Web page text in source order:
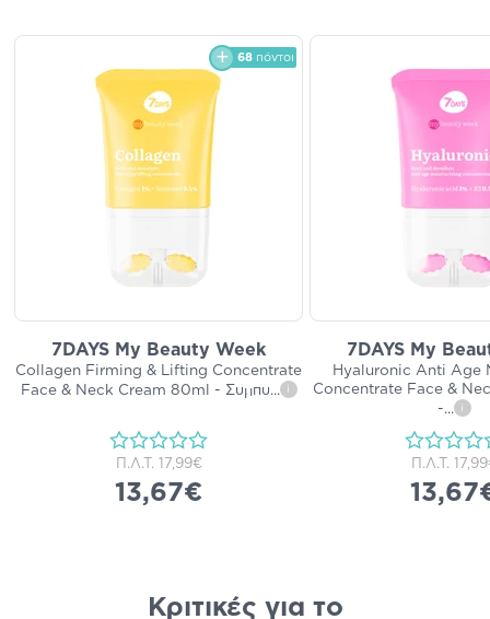
68 πόντοι
7DAYS My Beauty Week
Collagen Firming & Lifting Concentrate
Face & Neck Cream 80ml - Συμπυ... i
Π.Λ.Τ. 17,99€
13,67€
7DAYS My
Hyaluronic Anti Age
Concentrate Face &
-... i
Π.Λ.Τ.
Κριτικές για το